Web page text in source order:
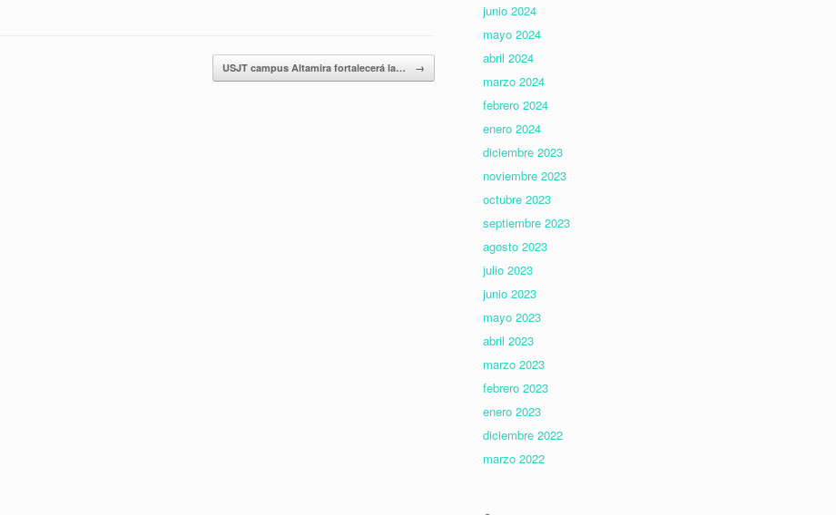
USJT campus Altamira fortalecerá la… →
junio 2024
mayo 2024
abril 2024
marzo 2024
febrero 2024
enero 2024
diciembre 2023
noviembre 2023
octubre 2023
septiembre 2023
agosto 2023
julio 2023
junio 2023
mayo 2023
abril 2023
marzo 2023
febrero 2023
enero 2023
diciembre 2022
marzo 2022